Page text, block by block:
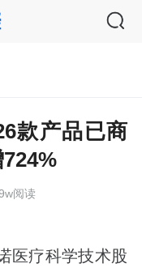
款产品已商
阅读
医疗科学技术股